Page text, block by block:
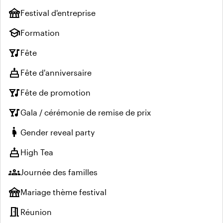
festivalFestival d'entreprise
schoolFormation
nightlifeFête
cake Fête d'anniversaire
nightlifeFête de promotion
nightlifeGala / cérémonie de remise de prix
pregnant_woman Gender reveal party
cake High Tea
groupsJournée des familles
festivalMariage thème festival
meeting_room Réunion